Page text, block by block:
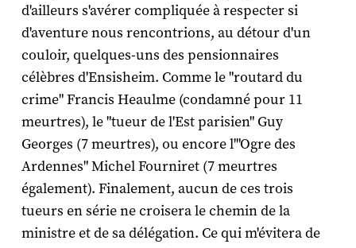
d'ailleurs s'avérer compliquée à respecter si
d'aventure nous rencontrions, au détour d'un
couloir, quelques-uns des pensionnaires
célèbres d'Ensisheim. Comme le "routard du
crime" Francis Heaulme (condamné pour 11
meurtres), le "tueur de l'Est parisien" Guy
Georges (7 meurtres), ou encore l'"Ogre des
Ardennes" Michel Fourniret (7 meurtres
également). Finalement, aucun de ces trois
tueurs en série ne croisera le chemin de la
ministre et de sa délégation. Ce qui m'évitera de